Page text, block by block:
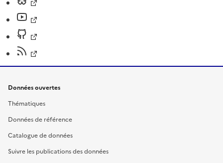
Données ouvertes
Thématiques
Données de référence
Catalogue de données
Suivre les publications des données